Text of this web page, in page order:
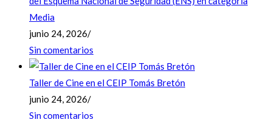
Media
junio 24, 2026/
Sin comentarios
Taller de Cine en el CEIP Tomás Bretón
junio 24, 2026/
Sin comentarios